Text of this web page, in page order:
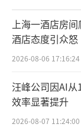
至少在一个
金融科技）
交叉优势。
在认
定期阅读
R），关注
上海一酒店房
酒店态度引众怒
2026-08-06 17:16:24
汪峰公司因AI
效率显著提升
2026-08-07 11:24:00